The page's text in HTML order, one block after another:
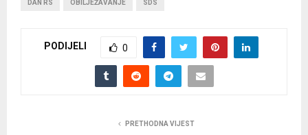
DAN RS OBILJEŽAVANJE SDS
PODIJELI 0
PRETHODNA VIJEST